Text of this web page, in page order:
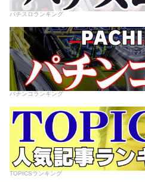
パチスロランキング
パチンコランキング
TOPICSランキング